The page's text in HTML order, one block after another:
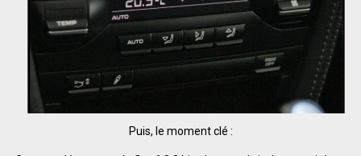
Puis, le moment clé :